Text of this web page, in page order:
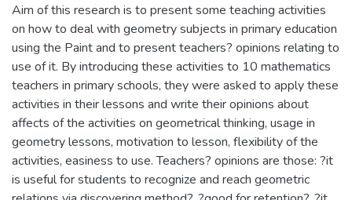
Aim of this research is to present some teaching activities
on how to deal with geometry subjects in primary education
using the Paint and to present teachers? opinions relating to
use of it. By introducing these activities to 10 mathematics
teachers in primary schools, they were asked to apply these
activities in their lessons and write their opinions about
affects of the activities on geometrical thinking, usage in
geometry lessons, motivation to lesson, flexibility of the
activities, easiness to use. Teachers? opinions are those: ?it
is useful for students to recognize and reach geometric